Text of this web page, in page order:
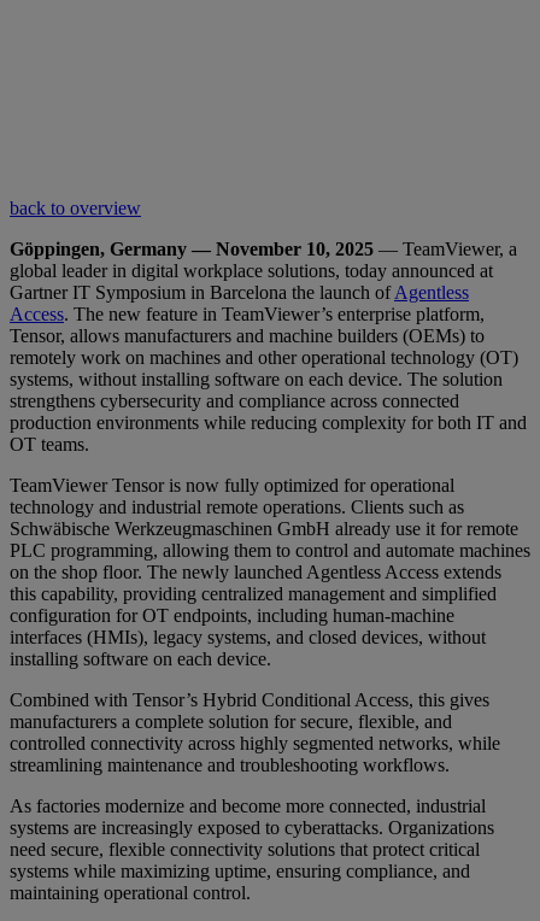
back to overview
Göppingen, Germany — November 10, 2025 — TeamViewer, a
global leader in digital workplace solutions, today announced at
Gartner IT Symposium in Barcelona the launch ofAgentless
Access. The new feature in TeamViewer’s enterprise platform,
Tensor, allows manufacturers and machine builders (OEMs) to
remotely work on machines and other operational technology (OT)
systems, without installing software on each device. The solution
strengthens cybersecurity and compliance across connected
production environments while reducing complexity for both IT and
OT teams.
TeamViewer Tensor is now fully optimized for operational
technology and industrial remote operations. Clients such as
Schwäbische Werkzeugmaschinen GmbH already use it for remote
PLC programming, allowing them to control and automate machines
on the shop floor. The newly launched Agentless Access extends
this capability, providing centralized management and simplified
configuration for OT endpoints, including human-machine
interfaces (HMIs), legacy systems, and closed devices, without
installing software on each device.
Combined with Tensor’s Hybrid Conditional Access, this gives
manufacturers a complete solution for secure, flexible, and
controlled connectivity across highly segmented networks, while
streamlining maintenance and troubleshooting workflows.
As factories modernize and become more connected, industrial
systems are increasingly exposed to cyberattacks. Organizations
need secure, flexible connectivity solutions that protect critical
systems while maximizing uptime, ensuring compliance, and
maintaining operational control.